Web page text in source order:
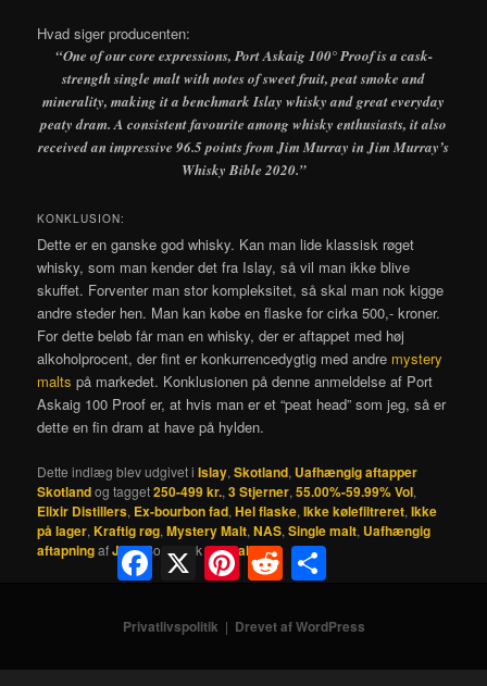
Hvad siger producenten:
“One of our core expressions, Port Askaig 100° Proof is a cask-
strength single malt with notes of sweet fruit, peat smoke and
minerality, making it a benchmark Islay whisky and great everyday
peaty dram. A consistent favourite among whisky enthusiasts, it also
received an impressive 96.5 points from Jim Murray in Jim Murray’s
Whisky Bible 2020.”
KONKLUSION:
Dette er en ganske god whisky. Kan man lide klassisk røget
whisky, som man kender det fra Islay, så vil man ikke blive
skuffet. Forventer man stor kompleksitet, så skal man nok kigge
andre steder hen. Man kan købe en flaske for cirka 500,- kroner.
For dette beløb får man en whisky, der er aftappet med høj
alkoholprocent, der fint er konkurrencedygtig med andre mystery
malts på markedet. Konklusionen på denne anmeldelse af Port
Askaig 100 Proof er, at hvis man er et “peat head” som jeg, så er
dette en fin dram at have på hylden.
Dette indlæg blev udgivet iIslay,Skotland, Uafhængig aftapper
Skotlandog tagget250-499 kr.,3 Stjerner,55.00%-59.99% Vol,
Elixir Distillers, Ex-bourbon fad,Hel flaske,Ikke kølefiltreret,Ikke
på lager,Kraftig røg,Mystery Malt,NAS,Single malt, Uafhængig
aftapningafJKP. Bogmærkpermalinket.
Privatlivspolitik Drevet af WordPress
Facebook
X PinterestReddit